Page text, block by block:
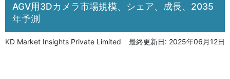
AGV用3Dカメラ市場規模、シェア、成長、2035
年予測
KD Market Insights Private Limited 最終更新日: 2025年06月12日